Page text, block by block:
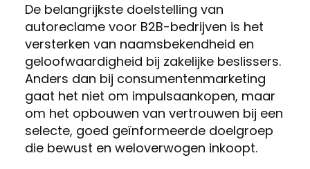
De belangrijkste doelstelling van
autoreclame voor B2B-bedrijven is het
versterken van naamsbekendheid en
geloofwaardigheid bij zakelijke beslissers.
Anders dan bij consumentenmarketing
gaat het niet om impulsaankopen, maar
om het opbouwen van vertrouwen bij een
selecte, goed geïnformeerde doelgroep
die bewust en weloverwogen inkoopt.